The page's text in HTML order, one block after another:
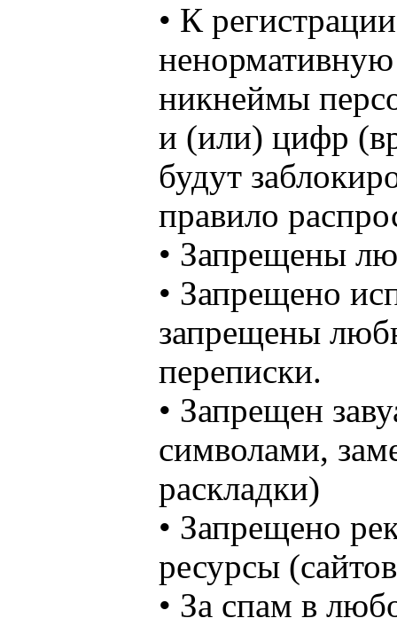
• К
никнеймы
и (или) цифр
будут
правило
• Запрещены
• Запрещено
запрещены
переписки.
• Запрещен
символами,
раскладки)
• Запрещено
ресурсы
• За спам в